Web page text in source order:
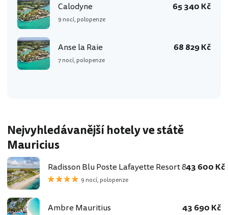
Calodyne
9 nocí, polopenze
65 340 Kč
Anse la Raie
7 nocí, polopenze
68 829 Kč
Nejvyhledávanější hotely ve státě
Mauricius
Radisson Blu Poste Lafayette Resort & Spa
9 nocí, polopenze
43 600 Kč
Ambre Mauritius 43 690 Kč